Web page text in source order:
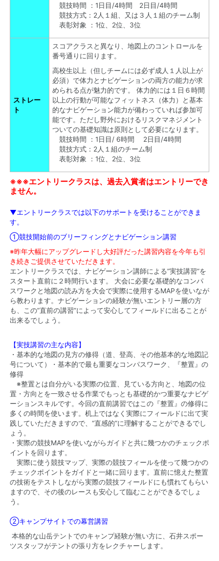
競技時間 ：1日目/4時間 2日目/4時間
競技方式：2人１組、又は３人１組のチーム制
表彰対象 ：1位、2位、3位
ストレー
ト
スコアクラスと異なり、地図上のコントロールを
番号通りに回ります。
高校生以上（但しチームには必ず成人１人以上が
必須）で体力とナビゲーションの両方の能力が求
められる点が魅力的です。 体力的には１日６時間
以上の行動が可能なフィットネス（体力）と基本
的なナビゲーション能力が備わっていれば参加可
能です。ただし野外におけるリスクマネジメント
ついての基礎知識は原則として必要になります。
競技時間 ：1日目/ 6時間 2日目/4時間
競技方式：2人１組のチーム制
表彰対象 ：1位、2位、3位
※※※エントリークラスは、過去入賞者はエントリーでき
ません。
▼エントリークラスでは以下のサポートを受けることができま
す。
①競技開始前のブリーフィングとナビゲーション講習
※昨年大幅にアップグレードし大好評だった講習内容を今年も引
き続きご提供させていただきます。
エントリークラスでは、ナビゲーション講師による”実技講習”を
スタート直前に２時間行います。 大会に必要な基礎的なコンパ
スワークと地図の読み方を大会で実際に使用するMAPを使いなが
ら教わります。ナビゲーションの経験が無いエントリー層の方
も、この”直前の講習”によって安心してフィールドに出ることが
出来るでしょう。
【実技講習の主な内容】
・基本的な地図の見方の修得（道、登高、その他基本的な地図記
号について）・基本的で最も重要なコンパスワーク、『整置』の
修得
※整置とは自分がいる実際の位置、見ている方向と、地図の位
置・方向とを一致させる作業でもっとも基礎的かつ重要なナビゲ
ーションスキルです。今回の直前講習ではこの『整置』の修得に
多くの時間を使います。机上ではなく実際にフィールドに出て実
践していただきますので、“直感的”に理解することができるでし
ょう。
・実際の競技MAPを使いながらガイドと共に幾つかのチェックポ
イントを回ります。
実際に使う競技マップ、実際の競技フィールを使って幾つかの
チェックポイントをガイドと一緒に回ります。直前に憶えた整置
の技術をテストしながら実際の競技フィールドにも慣れてもらい
ますので、その後のレースも安心して臨むことができるでしょ
う。
②キャンプサイトでの幕営講習
本格的な山岳テントでのキャンプ経験が無い方に、石井スポー
ツスタッフがテントの張り方をレクチャーします。